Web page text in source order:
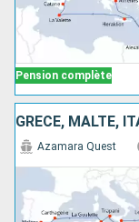
Pension complète
Azamara Quest